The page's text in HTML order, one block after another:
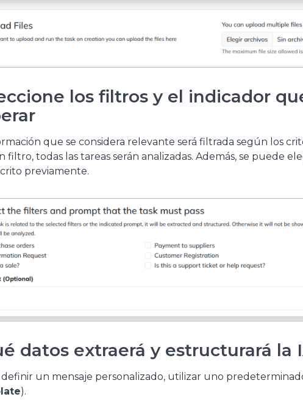
los filtros y el indicador
que se considera relevante será filtrada según los
filtro, todas las tareas serán analizadas. Además, se puede
previamente.
datos extraerá y estructurará la
definir un mensaje personalizado, utilizar uno
).